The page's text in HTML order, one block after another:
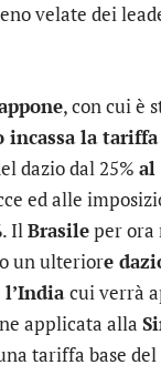
velate dei
, con cui è
incassa la
dazio dal 25% al
ed alle
. Il Brasileper ora
un ulteriore
l’Indiacui verrà
applicata alla
tariffa base del